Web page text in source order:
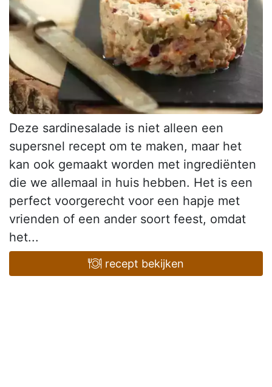
Deze sardinesalade is niet alleen een
supersnel recept om te maken, maar het
kan ook gemaakt worden met ingrediënten
die we allemaal in huis hebben. Het is een
perfect voorgerecht voor een hapje met
vrienden of een ander soort feest, omdat
het...
recept bekijken